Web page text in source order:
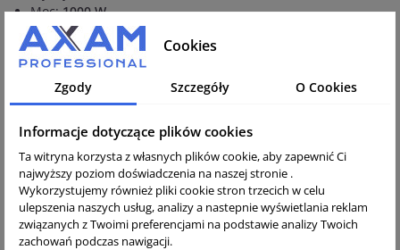
Moc:1000 W
Zasilanie: 230 V
Waga:20 kg
Specyfikacja techniczna Spyderi-SPYDER 70
Długość buławy:365 mm
Wydajność
: 40 m3/h
Moc: 1500 W
Zasilanie:
230 V
Waga:21 kg
Cechy szczególne:
Cookies
Zgody Szczegóły O Cookies
Informacje dotyczące plików cookies
Ta witryna korzysta z własnych plików cookie, aby zapewnić Ci
najwyższy poziom doświadczenia na naszej stronie .
Wykorzystujemy również pliki cookie stron trzecich w celu
ulepszenia naszych usług, analizy a nastepnie wyświetlania reklam
związanych z Twoimi preferencjami na podstawie analizy Twoich
zachowań podczas nawigacji.